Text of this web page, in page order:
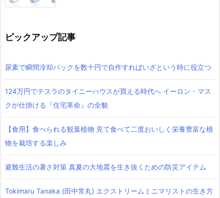
ピックアップ記事
尿素で瞬間冷却パックを数十円で自作すればいざという時に役立つ
124万円でテスラのタイニーハウスが買える時代へ イーロン・マス
クが仕掛ける『住宅革命』の全貌
【食用】食べられる観葉植物 見て食べて二度おいしく栄養豊富な植
物を栽培する楽しみ
避難生活の暑さ対策 真夏の大地震を生き抜くための防災アイテム
Tokimaru Tanaka (田中常丸) エクストリームミニマリストの生き方